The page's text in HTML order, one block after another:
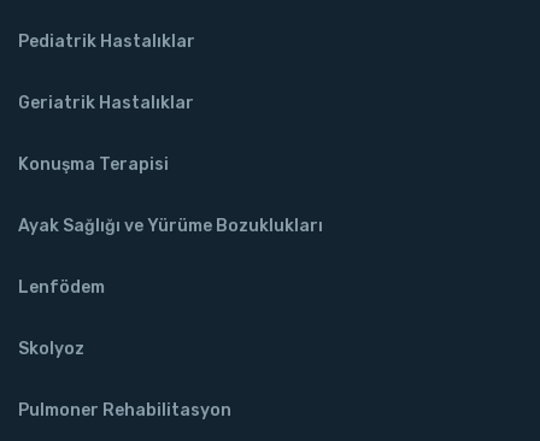
Pediatrik Hastalıklar
Geriatrik Hastalıklar
Konuşma Terapisi
Ayak Sağlığı ve Yürüme Bozuklukları
Lenfödem
Skolyoz
Pulmoner Rehabilitasyon